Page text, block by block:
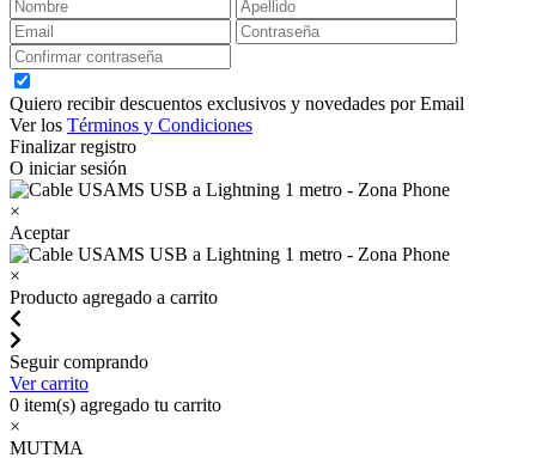
Quiero recibir descuentos exclusivos y novedades por Email
Ver los Términos y Condiciones
Finalizar registro
O iniciar sesión
×
Aceptar
×
Producto agregado a carrito
Seguir comprando
Ver carrito
0 item(s) agregado tu carrito
×
MUTMA